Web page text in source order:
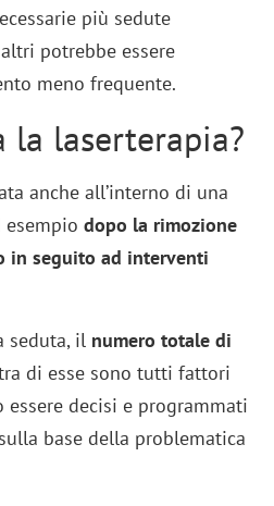
più sedute
potrebbe essere
meno frequente.
la laserterapia?
anche all’interno di una
esempiodopo la rimozione
in seguito ad interventi
seduta, il numero totale di
di esse sono tutti fattori
decisi e programmati
base della problematica